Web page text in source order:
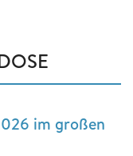
im großen